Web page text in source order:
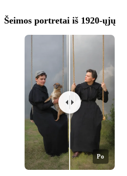
Šeimos portretai iš 1920-ųjų
Po